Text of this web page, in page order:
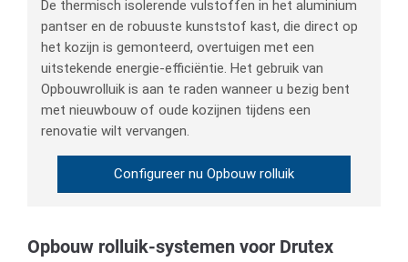
De thermisch isolerende vulstoffen in het aluminium
pantser en de robuuste kunststof kast, die direct op
het kozijn is gemonteerd, overtuigen met een
uitstekende energie-efficiëntie. Het gebruik van
Opbouwrolluik is aan te raden wanneer u bezig bent
met nieuwbouw of oude kozijnen tijdens een
renovatie wilt vervangen.
Configureer nu Opbouw rolluik
Opbouw rolluik-systemen voor Drutex